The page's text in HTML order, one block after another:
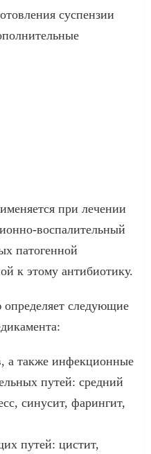
суспензии
при лечении
воспалительный
патогенной
к этому антибиотику.
следующие
а также инфекционные
путей: средний
синусит, фарингит,
путей: цистит,